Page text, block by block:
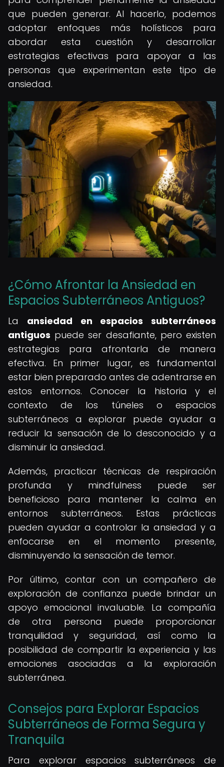
que pueden generar. Al hacerlo, podemos
adoptar enfoques más holísticos para
abordar esta cuestión y desarrollar
estrategias efectivas para apoyar a las
personas que experimentan este tipo de
ansiedad.
¿Cómo Afrontar la Ansiedad en
Espacios Subterráneos Antiguos?
La ansiedad en espacios subterráneos
antiguos puede ser desafiante, pero existen
estrategias para afrontarla de manera
efectiva. En primer lugar, es fundamental
estar bien preparado antes de adentrarse en
estos entornos. Conocer la historia y el
contexto de los túneles o espacios
subterráneos a explorar puede ayudar a
reducir la sensación de lo desconocido y a
disminuir la ansiedad.
Además, practicar técnicas de respiración
profunda y mindfulness puede ser
beneficioso para mantener la calma en
entornos subterráneos. Estas prácticas
pueden ayudar a controlar la ansiedad y a
enfocarse en el momento presente,
disminuyendo la sensación de temor.
Por último, contar con un compañero de
exploración de confianza puede brindar un
apoyo emocional invaluable. La compañía
de otra persona puede proporcionar
tranquilidad y seguridad, así como la
posibilidad de compartir la experiencia y las
emociones asociadas a la exploración
subterránea.
Consejos para Explorar Espacios
Subterráneos de Forma Segura y
Tranquila
Para explorar espacios subterráneos de